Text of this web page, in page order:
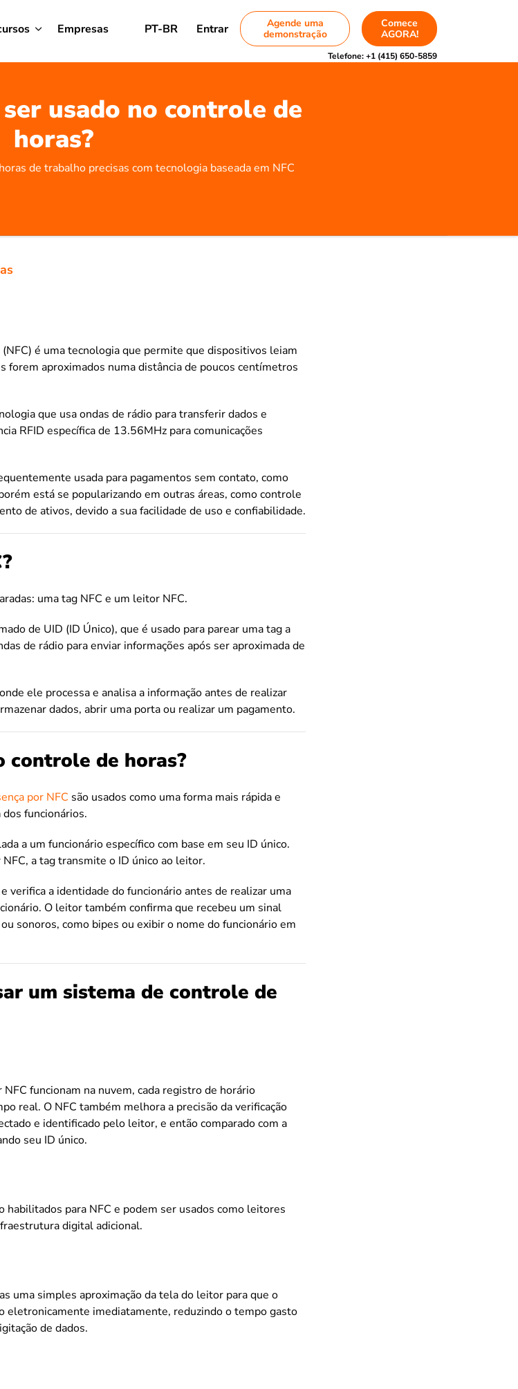
Empresas PT-BR Entrar
Agende uma
demonstração
Comece
AGORA!
Telefone:+1 (415) 650-5859
usado no controle de
horas?
de trabalho precisas com tecnologia baseada em NFC
é uma tecnologia que permite que dispositivos leiam
forem aproximados numa distância de poucos centímetros
que usa ondas de rádio para transferir dados e
RFID específica de 13.56MHz para comunicações
usada para pagamentos sem contato, como
está se popularizando em outras áreas, como controle
de ativos, devido a sua facilidade de uso e confiabilidade.
uma tag NFC e um leitor NFC.
de UID (ID Único), que é usado para parear uma tag a
de rádio para enviar informações após ser aproximada de
ele processa e analisa a informação antes de realizar
dados, abrir uma porta ou realizar um pagamento.
controle de horas?
por NFC são usados como uma forma mais rápida e
funcionários.
a um funcionário específico com base em seu ID único.
a tag transmite o ID único ao leitor.
verifica a identidade do funcionário antes de realizar uma
O leitor também confirma que recebeu um sinal
sonoros, como bipes ou exibir o nome do funcionário em
um sistema de controle de
funcionam na nuvem, cada registro de horário
real. O NFC também melhora a precisão da verificação
e identificado pelo leitor, e então comparado com a
seu ID único.
para NFC e podem ser usados como leitores
digital adicional.
uma simples aproximação da tela do leitor para que o
eletronicamente imediatamente, reduzindo o tempo gasto
de dados.